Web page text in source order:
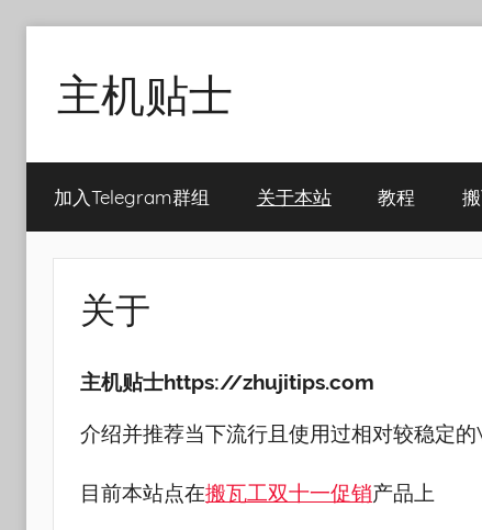
content
主机贴士
瓦
工|BandwagonHost
加入Telegram群组 关于本站 教程
关于
主机贴士https://zhujitips.com
介绍并推荐当下流行且使用过相对较稳定的
目前本站点在搬瓦工双十一促销产品上